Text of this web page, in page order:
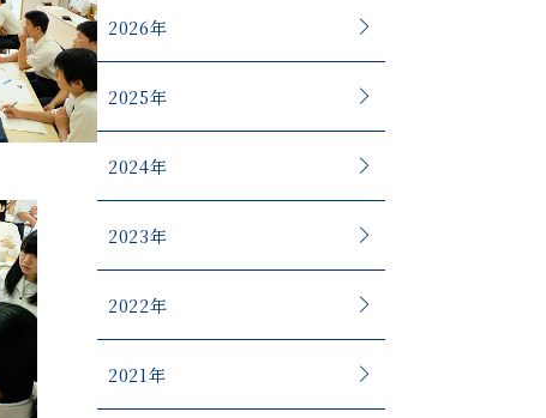
2026年
2025年
2024年
2023年
2022年
2021年